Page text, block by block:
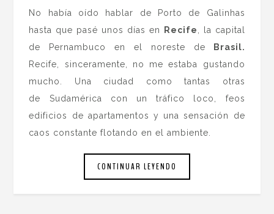
No había oído hablar de Porto de Galinhas
hasta que pasé unos días en
Recife, la capital
de Pernambuco en el noreste de Brasil.
Recife, sinceramente, no me estaba gustando
mucho. Una ciudad como tantas otras
de Sudamérica con un tráfico loco, feos
edificios de apartamentos y una sensación de
caos constante flotando en el ambiente.
CONTINUAR LEYENDO